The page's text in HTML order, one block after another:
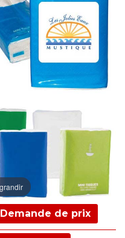
Demande de prix